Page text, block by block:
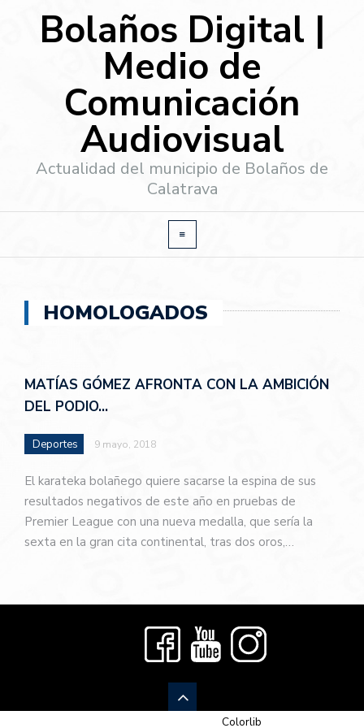
Bolaños Digital |
Medio de
Comunicación
Audiovisual
Actualidad del municipio de Bolaños de
Calatrava
HOMOLOGADOS
MATÍAS GÓMEZ AFRONTA CON LA AMBICIÓN
DEL PODIO…
Deportes 9 mayo, 2018
El karateka bolañego quiere sacarse la espina de sus
resultados negativos de este año en pruebas de
Premier League con una nueva medalla, que sería la
sexta en la gran cita continental, tras dos oros,…
Colorlib